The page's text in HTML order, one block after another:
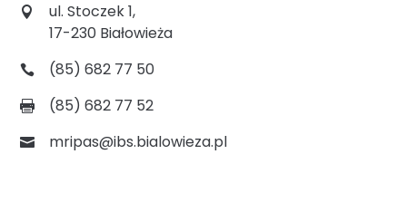
ul. Stoczek 1,
17-230 Białowieża
(85) 682 77 50
(85) 682 77 52
mripas@ibs.bialowieza.pl